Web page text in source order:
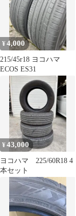
¥4,000
215/45r18 ヨコハマ
ECOS ES31
¥43,000
ヨコハマ 225/60R18 4
本セット